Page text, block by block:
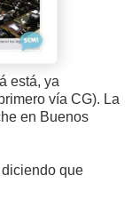
está, ya
vía CG). La
en Buenos
que